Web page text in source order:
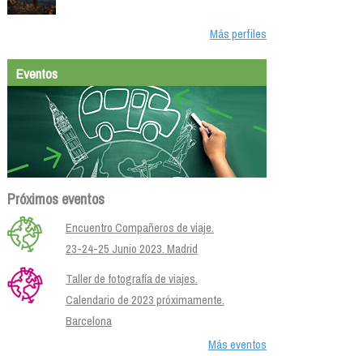
Más perfiles
Eventos
Próximos eventos
Encuentro Compañeros de viaje.
23-24-25 Junio 2023. Madrid
Taller de fotografía de viajes.
Calendario de 2023 próximamente.
Barcelona
Más eventos